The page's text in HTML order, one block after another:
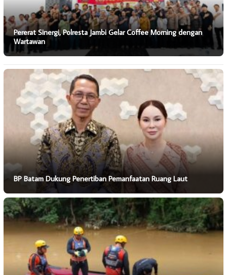
Pererat Sinergi, Polresta Jambi Gelar Coffee Morning dengan
Wartawan
BP Batam Dukung Penertiban Pemanfaatan Ruang Laut